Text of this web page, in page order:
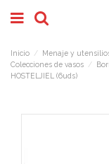
Inicio Menaje y
Colecciones de vasos
HOSTELJIEL (6uds)